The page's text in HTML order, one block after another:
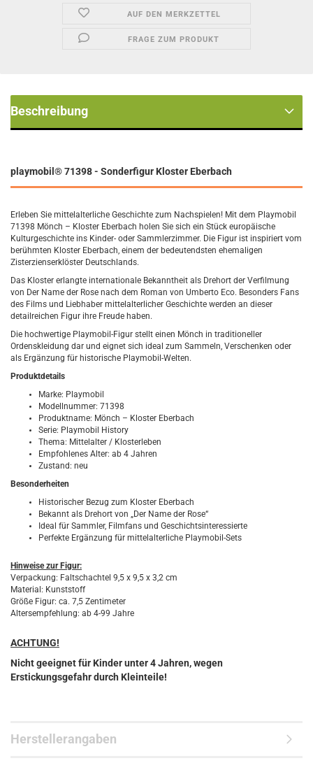
AUF DEN MERKZETTEL
FRAGE ZUM PRODUKT
Beschreibung
playmobil® 71398 - Sonderfigur Kloster Eberbach
Erleben Sie mittelalterliche Geschichte zum Nachspielen! Mit dem Playmobil
71398 Mönch – Kloster Eberbach holen Sie sich ein Stück europäische
Kulturgeschichte ins Kinder- oder Sammlerzimmer. Die Figur ist inspiriert vom
berühmten Kloster Eberbach, einem der bedeutendsten ehemaligen
Zisterzienserklöster Deutschlands.
Das Kloster erlangte internationale Bekanntheit als Drehort der Verfilmung
von Der Name der Rose nach dem Roman von Umberto Eco. Besonders Fans
des Films und Liebhaber mittelalterlicher Geschichte werden an dieser
detailreichen Figur ihre Freude haben.
Die hochwertige Playmobil-Figur stellt einen Mönch in traditioneller
Ordenskleidung dar und eignet sich ideal zum Sammeln, Verschenken oder
als Ergänzung für historische Playmobil-Welten.
Produktdetails
Marke: Playmobil
Modellnummer: 71398
Produktname: Mönch – Kloster Eberbach
Serie: Playmobil History
Thema: Mittelalter / Klosterleben
Empfohlenes Alter: ab 4 Jahren
Zustand: neu
Besonderheiten
Historischer Bezug zum Kloster Eberbach
Bekannt als Drehort von „Der Name der Rose“
Ideal für Sammler, Filmfans und Geschichtsinteressierte
Perfekte Ergänzung für mittelalterliche Playmobil-Sets
Hinweise zur Figur:
Verpackung: Faltschachtel 9,5 x 9,5 x 3,2 cm
Material: Kunststoff
Größe Figur: ca. 7,5 Zentimeter
Altersempfehlung: ab 4-99 Jahre
ACHTUNG!
Nicht geeignet für Kinder unter 4 Jahren, wegen
Erstickungsgefahr durch Kleinteile!
Herstellerangaben